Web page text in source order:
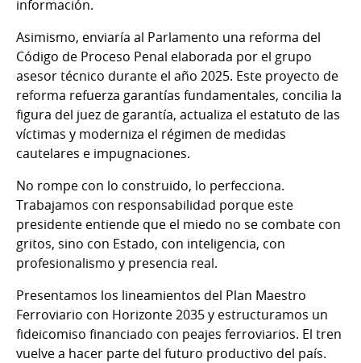
información.
Asimismo, enviaría al Parlamento una reforma del
Código de Proceso Penal elaborada por el grupo
asesor técnico durante el año 2025. Este proyecto de
reforma refuerza garantías fundamentales, concilia la
figura del juez de garantía, actualiza el estatuto de las
víctimas y moderniza el régimen de medidas
cautelares e impugnaciones.
No rompe con lo construido, lo perfecciona.
Trabajamos con responsabilidad porque este
presidente entiende que el miedo no se combate con
gritos, sino con Estado, con inteligencia, con
profesionalismo y presencia real.
Presentamos los lineamientos del Plan Maestro
Ferroviario con Horizonte 2035 y estructuramos un
fideicomiso financiado con peajes ferroviarios. El tren
vuelve a hacer parte del futuro productivo del país.